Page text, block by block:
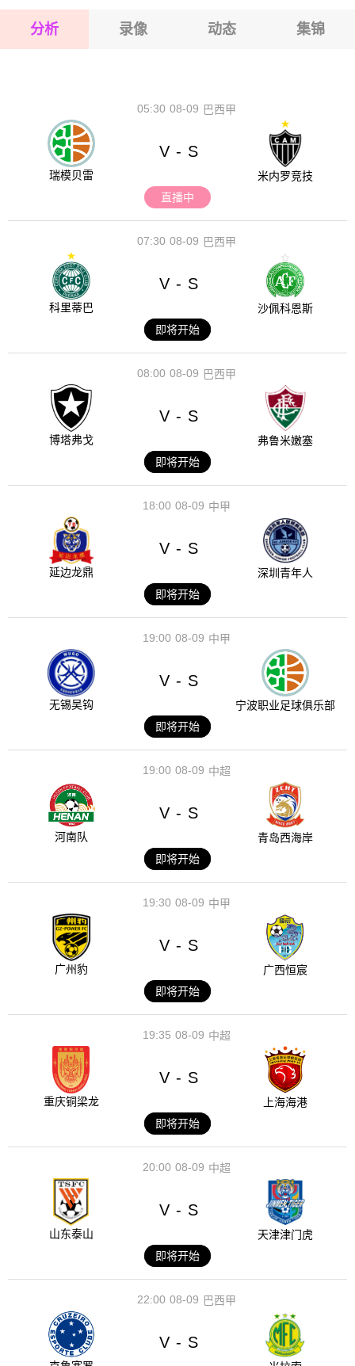
2026-08-17 【球会友谊】 文德斯尔VS韦加尔
分析 录像 动态 集锦
08-09
05:30 巴西甲
瑞模贝雷
V - S
米内罗竞技
直播中
08-09
07:30 巴西甲
科里蒂巴
V - S
沙佩科恩斯
即将开始
08-09
08:00 巴西甲
博塔弗戈
V - S
弗鲁米嫩塞
即将开始
08-09
18:00 中甲
延边龙鼎
V - S
深圳青年人
即将开始
08-09
19:00 中甲
无锡吴钩
V - S
宁波职业足球俱乐部
即将开始
08-09
19:00 中超
河南队
V - S
青岛西海岸
即将开始
08-09
19:30 中甲
广州豹
V - S
广西恒宸
即将开始
08-09
19:35 中超
重庆铜梁龙
V - S
上海海港
即将开始
08-09
20:00 中超
山东泰山
V - S
天津津门虎
即将开始
08-09
22:00 巴西甲
V - S